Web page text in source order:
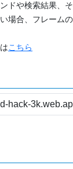
ドや検索結果、そ
場合、フレーム
こちら